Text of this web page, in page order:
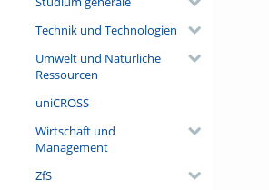
Technik und Technologien
Umwelt und Natürliche
Ressourcen
uniCROSS
Wirtschaft und
Management
ZfS